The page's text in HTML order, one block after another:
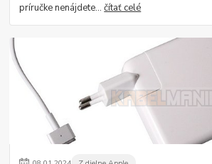
príručke nenájdete...čítať celé